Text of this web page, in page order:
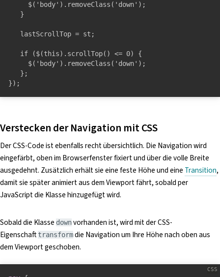
});
Verstecken der Navigation mit CSS
Der CSS-Code ist ebenfalls recht übersichtlich. Die Navigation wird
eingefärbt, oben im Browserfenster fixiert und über die volle Breite
ausgedehnt. Zusätzlich erhält sie eine feste Höhe und eine Transition,
damit sie später animiert aus dem Viewport fährt, sobald per
JavaScript die Klasse hinzugefügt wird.
Sobald die Klasse downvorhanden ist, wird mit der CSS-
Eigenschafttransformdie Navigation um Ihre Höhe nach oben aus
dem Viewport geschoben.